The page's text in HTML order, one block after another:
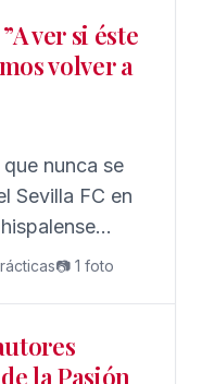
ver si éste
volver a
nunca se
Sevilla FC en
racha del
📷 1 foto
la Pasión